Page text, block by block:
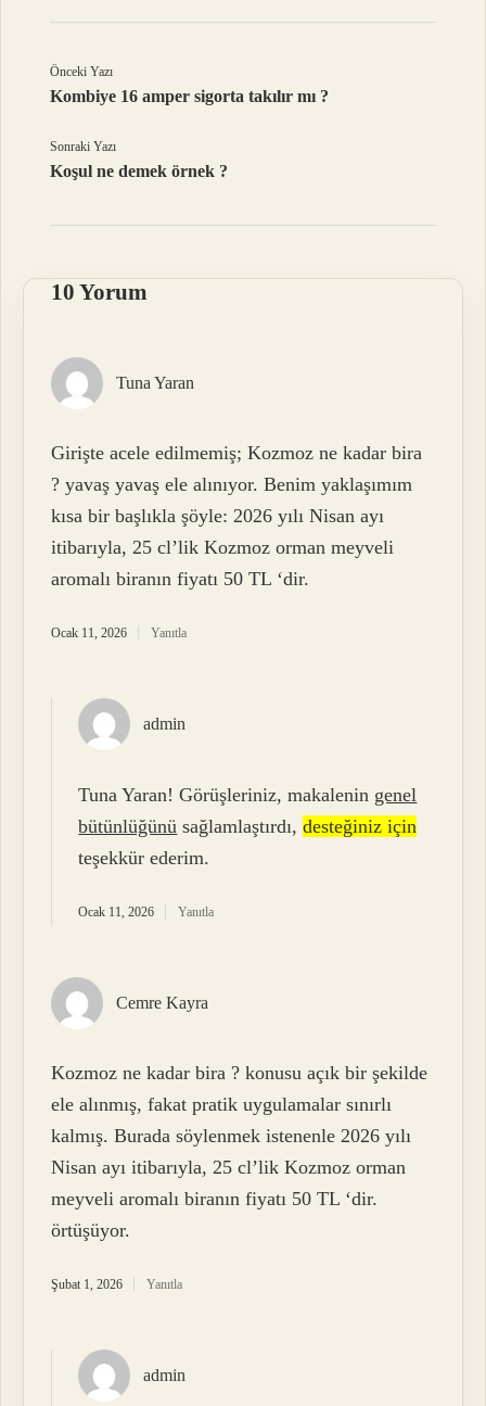
Önceki Yazı
Kombiye 16 amper sigorta takılır mı ?
Sonraki Yazı
Koşul ne demek örnek ?
10 Yorum
Tuna Yaran
Girişte acele edilmemiş; Kozmoz ne kadar bira
? yavaş yavaş ele alınıyor. Benim yaklaşımım
kısa bir başlıkla şöyle: 2026 yılı Nisan ayı
itibarıyla, 25 cl’lik Kozmoz orman meyveli
aromalı biranın fiyatı 50 TL ‘dir.
Ocak 11, 2026 Yanıtla
admin
Tuna Yaran! Görüşleriniz, makalenin genel
bütünlüğünü sağlamlaştırdı,desteğiniz için
teşekkür ederim.
Ocak 11, 2026 Yanıtla
Cemre Kayra
Kozmoz ne kadar bira ? konusu açık bir şekilde
ele alınmış, fakat pratik uygulamalar sınırlı
kalmış. Burada söylenmek istenenle 2026 yılı
Nisan ayı itibarıyla, 25 cl’lik Kozmoz orman
meyveli aromalı biranın fiyatı 50 TL ‘dir.
örtüşüyor.
Şubat 1, 2026 Yanıtla
admin